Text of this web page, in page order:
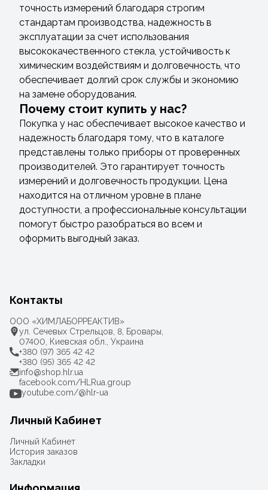
точность измерений благодаря строгим
стандартам производства, надежность в
эксплуатации за счет использования
высококачественного стекла, устойчивость к
химическим воздействиям и долговечность, что
обеспечивает долгий срок службы и экономию
на замене оборудования.
Почему стоит купить у нас?
Покупка у нас обеспечивает высокое качество и
надежность благодаря тому, что в каталоге
представлены только приборы от проверенных
производителей. Это гарантирует точность
измерений и долговечность продукции. Цена
находится на отличном уровне в плане
доступности, а профессиональные консультации
помогут быстро разобраться во всем и
оформить выгодный заказ.
Контакты
ООО «ХИМЛАБОРРЕАКТИВ»
ул. Сечевых Стрельцов, 8, Бровары,
07400, Киевская обл., Украина
+380 (97) 365 42 42
+380 (95) 365 42 42
info@shop.hlr.ua
facebook.com/HLRua.group
youtube.com/@hlr-ua
Личный Кабинет
Личный Кабинет
История заказов
Закладки